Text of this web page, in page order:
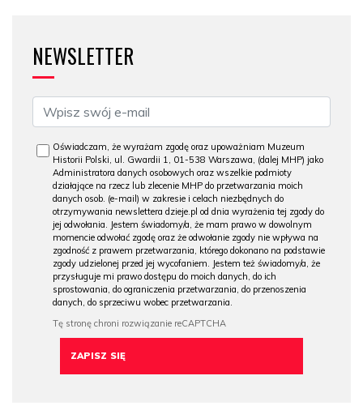
NEWSLETTER
Oświadczam, że wyrażam zgodę oraz upoważniam Muzeum
Historii Polski, ul. Gwardii 1, 01-538 Warszawa, (dalej MHP) jako
Administratora danych osobowych oraz wszelkie podmioty
działające na rzecz lub zlecenie MHP do przetwarzania moich
danych osob. (e-mail) w zakresie i celach niezbędnych do
otrzymywania newslettera dzieje.pl od dnia wyrażenia tej zgody do
jej odwołania. Jestem świadomy/a, że mam prawo w dowolnym
momencie odwołać zgodę oraz że odwołanie zgody nie wpływa na
zgodność z prawem przetwarzania, którego dokonano na podstawie
zgody udzielonej przed jej wycofaniem. Jestem też świadomy/a, że
przysługuje mi prawo dostępu do moich danych, do ich
sprostowania, do ograniczenia przetwarzania, do przenoszenia
danych, do sprzeciwu wobec przetwarzania.